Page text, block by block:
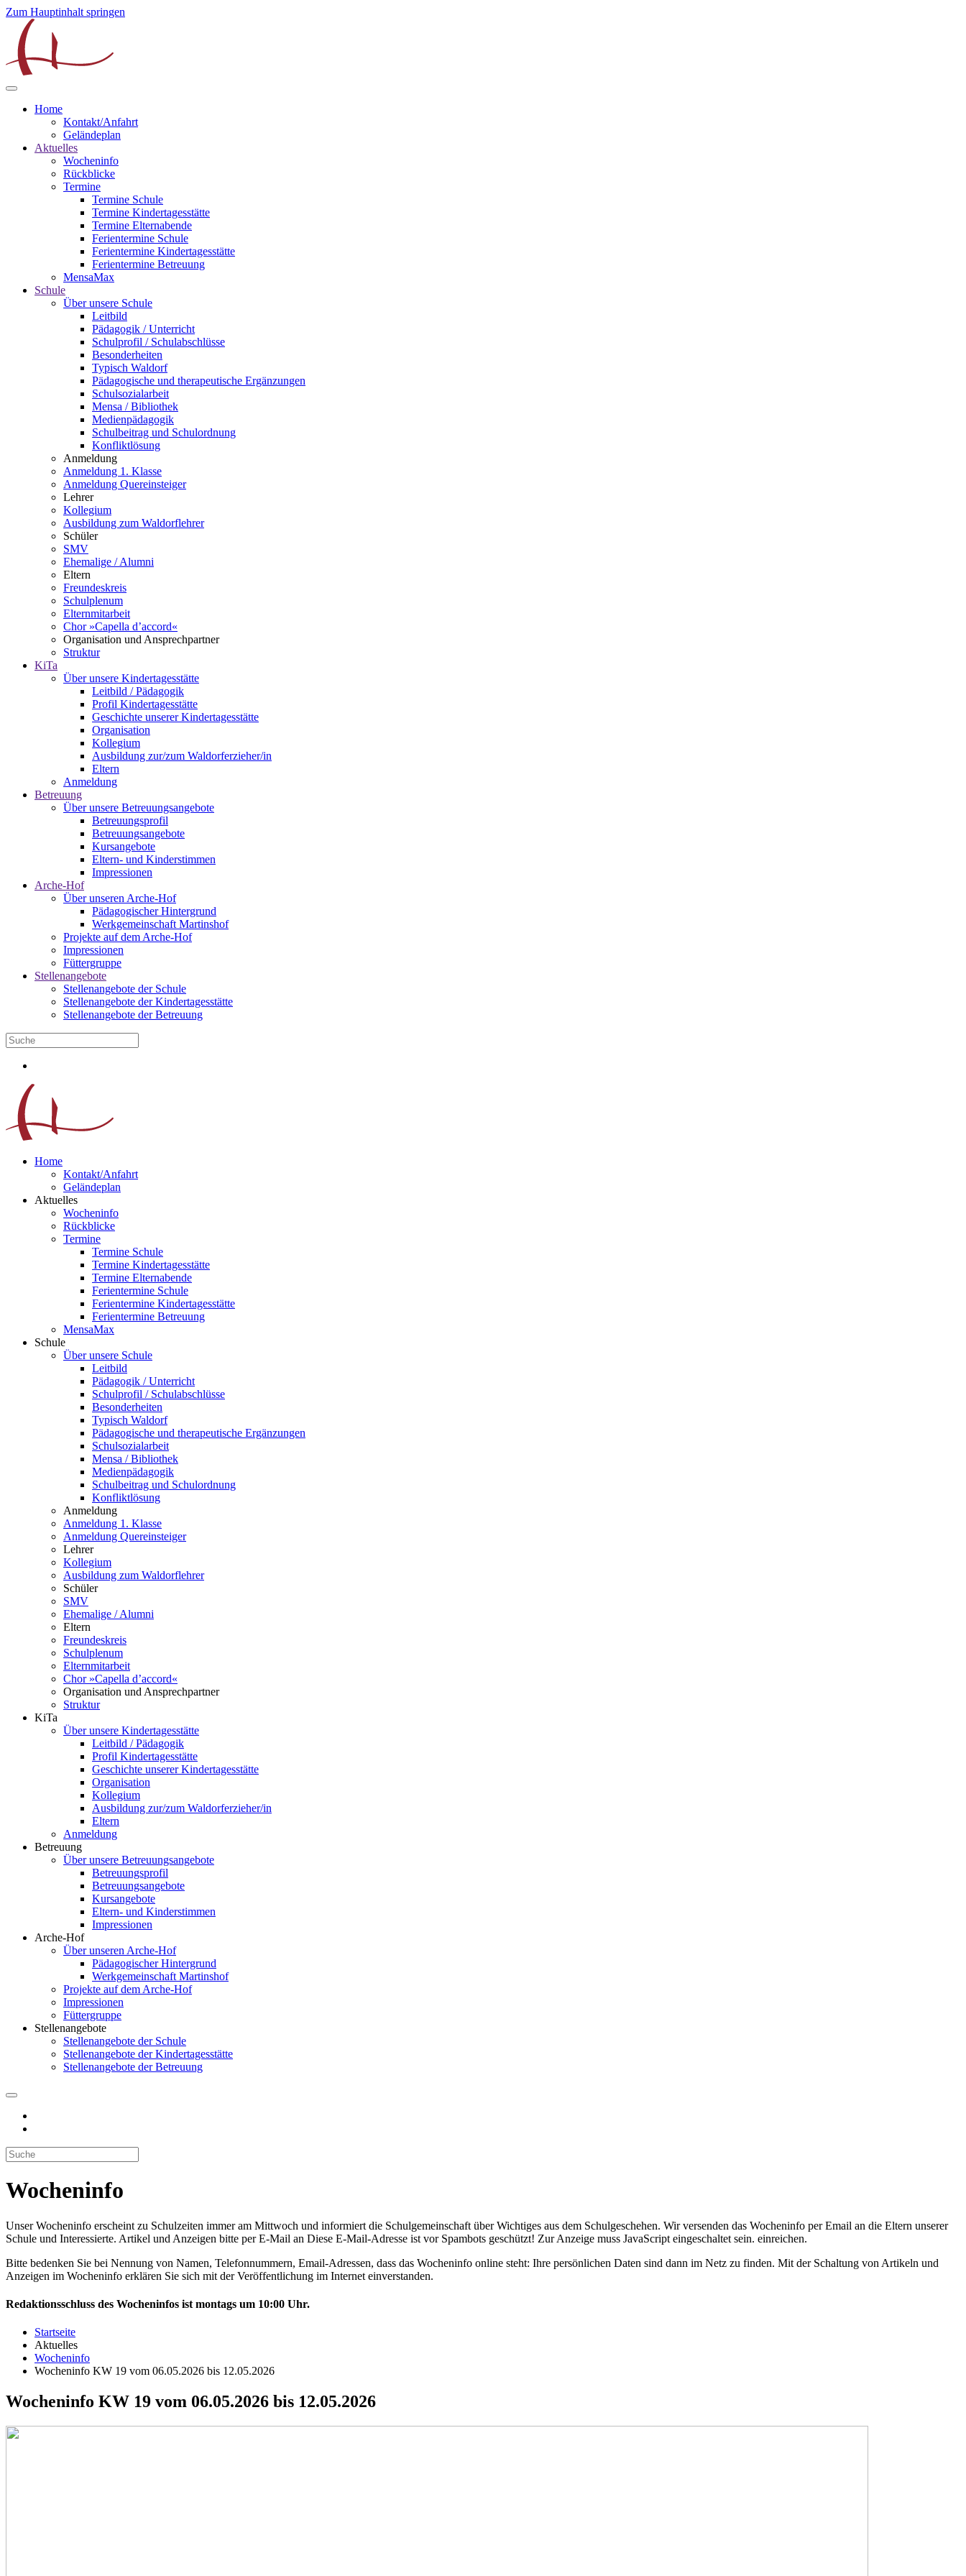
Zum Hauptinhalt springen
Home
Kontakt/Anfahrt
Geländeplan
Aktuelles
Wocheninfo
Rückblicke
Termine
Termine Schule
Termine Kindertagesstätte
Termine Elternabende
Ferientermine Schule
Ferientermine Kindertagesstätte
Ferientermine Betreuung
MensaMax
Schule
Über unsere Schule
Leitbild
Pädagogik / Unterricht
Schulprofil / Schulabschlüsse
Besonderheiten
Typisch Waldorf
Pädagogische und therapeutische Ergänzungen
Schulsozialarbeit
Mensa / Bibliothek
Medienpädagogik
Schulbeitrag und Schulordnung
Konfliktlösung
Anmeldung
Anmeldung 1. Klasse
Anmeldung Quereinsteiger
Lehrer
Kollegium
Ausbildung zum Waldorflehrer
Schüler
SMV
Ehemalige / Alumni
Eltern
Freundeskreis
Schulplenum
Elternmitarbeit
Chor »Capella d’accord«
Organisation und Ansprechpartner
Struktur
KiTa
Über unsere Kindertagesstätte
Leitbild / Pädagogik
Profil Kindertagesstätte
Geschichte unserer Kindertagesstätte
Organisation
Kollegium
Ausbildung zur/zum Waldorferzieher/in
Eltern
Anmeldung
Betreuung
Über unsere Betreuungsangebote
Betreuungsprofil
Betreuungsangebote
Kursangebote
Eltern- und Kinderstimmen
Impressionen
Arche-Hof
Über unseren Arche-Hof
Pädagogischer Hintergrund
Werkgemeinschaft Martinshof
Projekte auf dem Arche-Hof
Impressionen
Füttergruppe
Stellenangebote
Stellenangebote der Schule
Stellenangebote der Kindertagesstätte
Stellenangebote der Betreuung
Home
Kontakt/Anfahrt
Geländeplan
Aktuelles
Wocheninfo
Rückblicke
Termine
Termine Schule
Termine Kindertagesstätte
Termine Elternabende
Ferientermine Schule
Ferientermine Kindertagesstätte
Ferientermine Betreuung
MensaMax
Schule
Über unsere Schule
Leitbild
Pädagogik / Unterricht
Schulprofil / Schulabschlüsse
Besonderheiten
Typisch Waldorf
Pädagogische und therapeutische Ergänzungen
Schulsozialarbeit
Mensa / Bibliothek
Medienpädagogik
Schulbeitrag und Schulordnung
Konfliktlösung
Anmeldung
Anmeldung 1. Klasse
Anmeldung Quereinsteiger
Lehrer
Kollegium
Ausbildung zum Waldorflehrer
Schüler
SMV
Ehemalige / Alumni
Eltern
Freundeskreis
Schulplenum
Elternmitarbeit
Chor »Capella d’accord«
Organisation und Ansprechpartner
Struktur
KiTa
Über unsere Kindertagesstätte
Leitbild / Pädagogik
Profil Kindertagesstätte
Geschichte unserer Kindertagesstätte
Organisation
Kollegium
Ausbildung zur/zum Waldorferzieher/in
Eltern
Anmeldung
Betreuung
Über unsere Betreuungsangebote
Betreuungsprofil
Betreuungsangebote
Kursangebote
Eltern- und Kinderstimmen
Impressionen
Arche-Hof
Über unseren Arche-Hof
Pädagogischer Hintergrund
Werkgemeinschaft Martinshof
Projekte auf dem Arche-Hof
Impressionen
Füttergruppe
Stellenangebote
Stellenangebote der Schule
Stellenangebote der Kindertagesstätte
Stellenangebote der Betreuung
Wocheninfo
Unser Wocheninfo erscheint zu Schulzeiten immer am Mittwoch und informiert die Schulgemeinschaft über Wichtiges aus dem Schulgeschehen. Wir versenden das Wocheninfo per Email an die Eltern unserer
Schule und Interessierte. Artikel und Anzeigen bitte per E-Mail an Diese E-Mail-Adresse ist vor Spambots geschützt! Zur Anzeige muss JavaScript eingeschaltet sein. einreichen.
Bitte bedenken Sie bei Nennung von Namen, Telefonnummern, Email-Adressen, dass das Wocheninfo online steht: Ihre persönlichen Daten sind dann im Netz zu finden. Mit der Schaltung von Artikeln und
Anzeigen im Wocheninfo erklären Sie sich mit der Veröffentlichung im Internet einverstanden.
Redaktionsschluss des Wocheninfos ist montags um 10:00 Uhr.
Startseite
Aktuelles
Wocheninfo
Wocheninfo KW 19 vom 06.05.2026 bis 12.05.2026
Wocheninfo KW 19 vom 06.05.2026 bis 12.05.2026